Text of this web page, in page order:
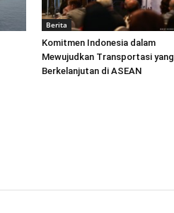
Berita
Komitmen Indonesia dalam
Mewujudkan Transportasi yang
Berkelanjutan di ASEAN